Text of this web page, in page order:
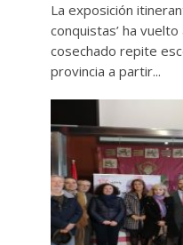
La exposición
conquistas’ ha
cosechado repite
provincia a partir...